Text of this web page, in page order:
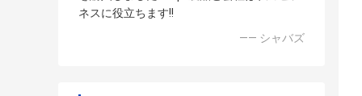
ネスに役立ちます!!
—— シャバズ